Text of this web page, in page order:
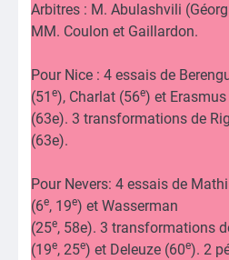
Arbitres : M. Abulashvili
MM. Coulon et Gaillardon.
Pour Nice : 4 essais de
(51 e), Charlat (56e) et Erasmus
(63e). 3 transformations de
(63e).
Pour Nevers: 4 essais de
(6e, 19e) et Wasserman
(25e, 58e). 3 transformations
(19e, 25e) et Deleuze (60e). 2